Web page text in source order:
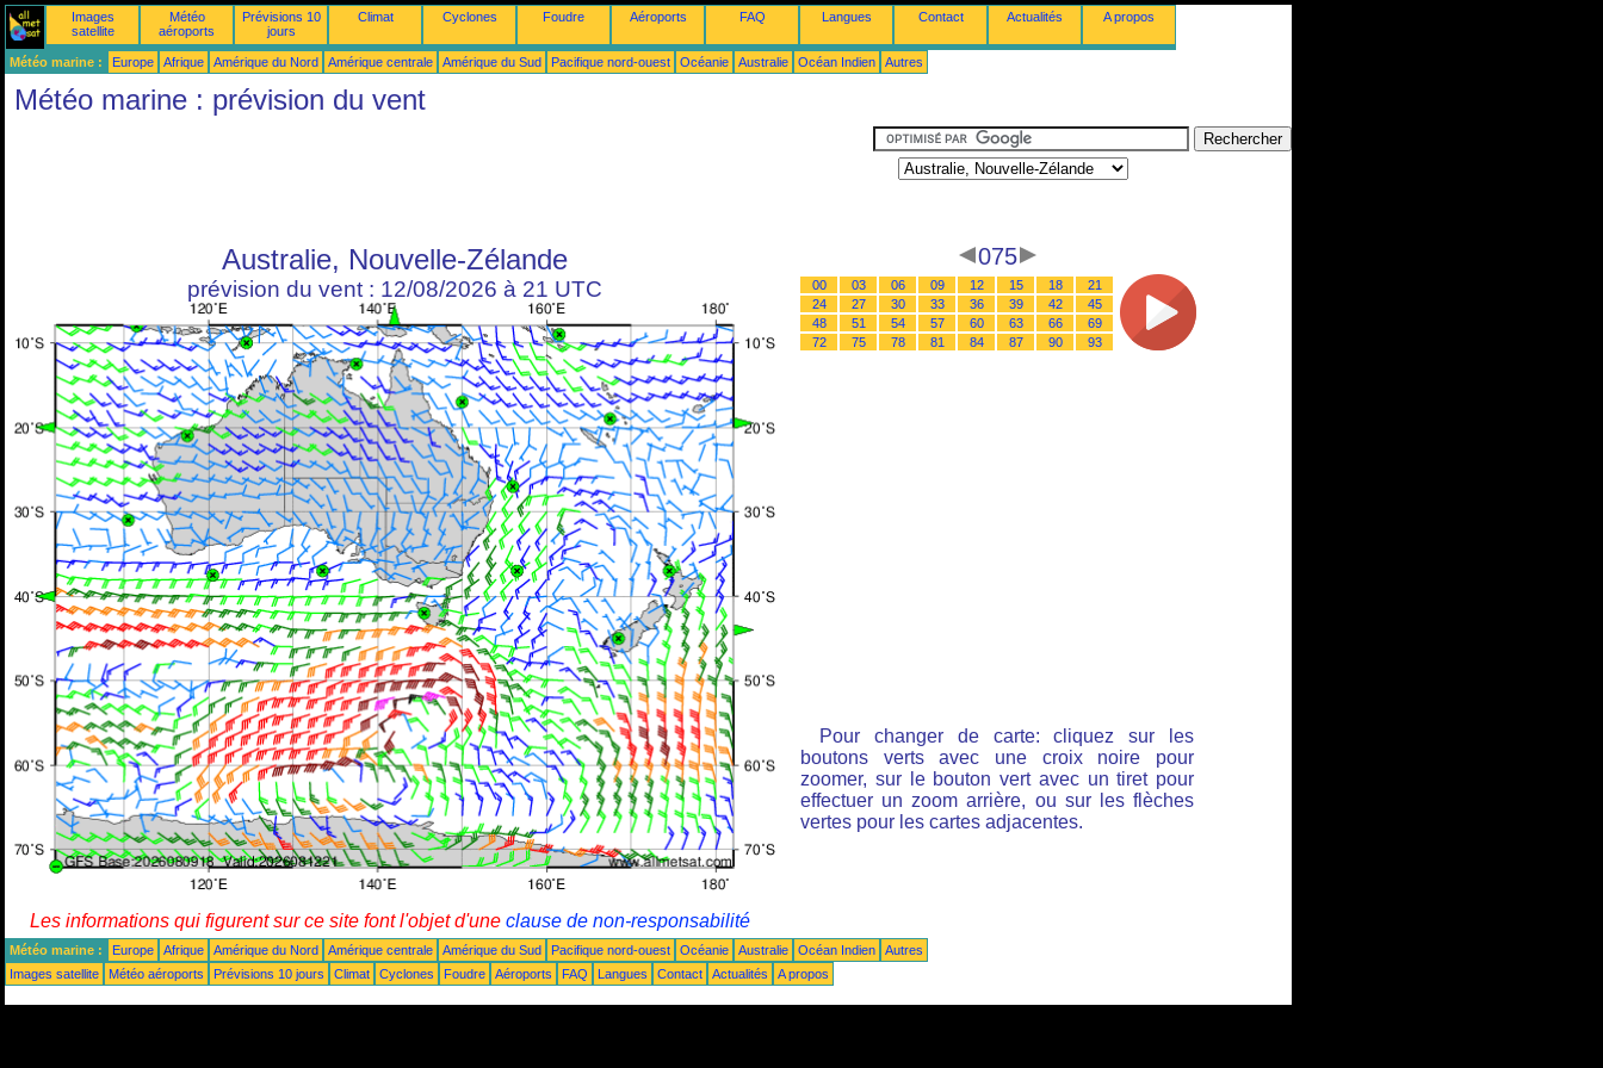
Images
satellite
Météo
aéroports
Prévisions 10
jours
Climat Cyclones Foudre Aéroports FAQ Langues Contact Actualités A propos
Météo marine : Europe Afrique Amérique du Nord Amérique centrale Amérique du Sud Pacifique nord-ouest Océanie Australie Océan Indien Autres
Météo marine : prévision du vent
Australie, Nouvelle-Zélande
prévision du vent : 12/08/2026 à 21 UTC
075
00 03 06 09 12 15 18
21
24
27 30 33 36 39 42
45
48
51 54 57 60 63 66
69
72
75 78 81 84 87 90 93
Pour changer de carte: cliquez sur les
boutons verts avec une croix noire pour
zoomer, sur le bouton vert avec un tiret pour
effectuer un zoom arrière, ou sur les flèches
vertes pour les cartes adjacentes.
Les informations qui figurent sur ce site font l'objet d'une clause de non-responsabilité
Météo marine : Europe Afrique Amérique du Nord Amérique centrale Amérique du Sud Pacifique nord-ouest Océanie Australie Océan Indien
Autres
Images satellite
Météo aéroports Prévisions 10 jours Climat Cyclones Foudre Aéroports FAQ Langues Contact Actualités A propos